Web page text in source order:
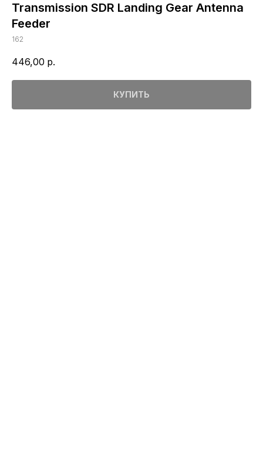
Transmission SDR Landing Gear Antenna
Feeder
162
446,00 р.
КУПИТЬ